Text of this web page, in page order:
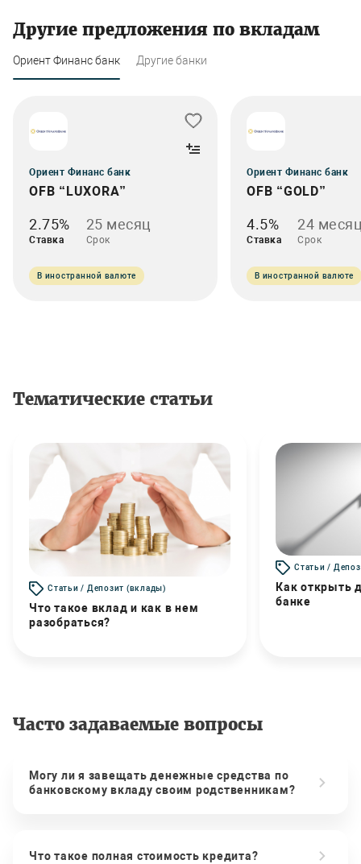
Другие предложения по вкладам
Ориент Финанс банк Другие банки
Ориент Финанс банк
OFB “LUXORA”
2.75%
Ставка
25 месяц
Срок
В иностранной валюте
Ориент Финанс банк
OFB “GOLD”
4.5%
Ставка
24
Срок
В иностранной валюте
Тематические статьи
Статьи / Депозит (вклады)
Что такое вклад и как в нем
разобраться?
Статьи /
Как открыть
банке
Часто задаваемые вопросы
Могу ли я завещать денежные средства по
банковскому вкладу своим родственникам?
Что такое полная стоимость кредита?